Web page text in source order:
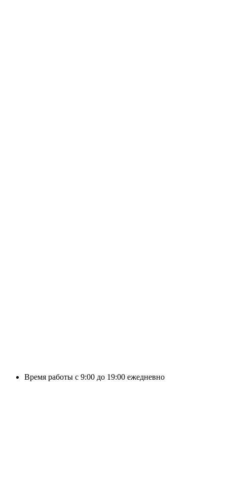
Время работы с 9:00 до 19:00 ежедневно